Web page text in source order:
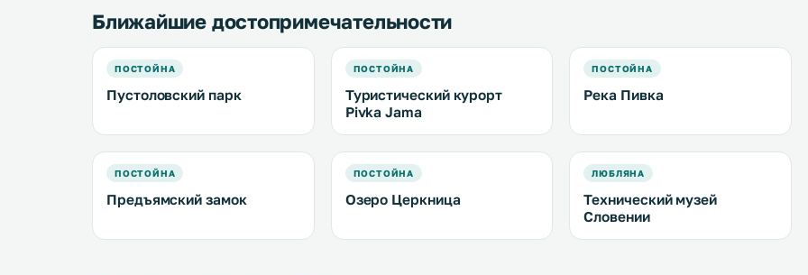
Ближайшие достопримечательности
ПОСТОЙНА
Пустоловский парк
ПОСТОЙНА
Туристический курорт
Pivka Jama
ПОСТОЙНА
Река Пивка
ПОСТОЙНА
Предъямский замок
ПОСТОЙНА
Озеро Церкница
ЛЮБЛЯНА
Технический музей
Словении